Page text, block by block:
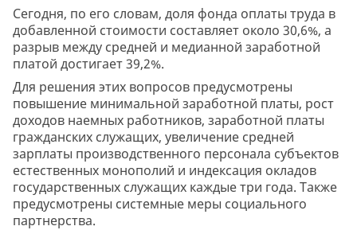
Сегодня, по его словам, доля фонда оплаты труда в
добавленной стоимости составляет около 30,6%, а
разрыв между средней и медианной заработной
платой достигает 39,2%.
Для решения этих вопросов предусмотрены
повышение минимальной заработной платы, рост
доходов наемных работников, заработной платы
гражданских служащих, увеличение средней
зарплаты производственного персонала субъектов
естественных монополий и индексация окладов
государственных служащих каждые три года. Также
предусмотрены системные меры социального
партнерства.